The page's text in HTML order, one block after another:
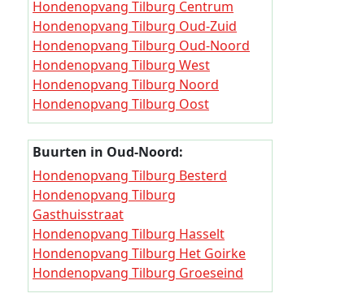
Hondenopvang Tilburg Centrum
Hondenopvang Tilburg Oud-Zuid
Hondenopvang Tilburg Oud-Noord
Hondenopvang Tilburg West
Hondenopvang Tilburg Noord
Hondenopvang Tilburg Oost
Hondenopvang Tilburg Zuid
Hondenopvang Tilburg Berkel-
Enschot
Hondenopvang Tilburg Reeshof
Hondenopvang Tilburg Udenhout
Buurten in Oud-Noord:
Hondenopvang Tilburg Besterd
Hondenopvang Tilburg
Gasthuisstraat
Hondenopvang Tilburg Hasselt
Hondenopvang Tilburg Het Goirke
Hondenopvang Tilburg Groeseind
Hondenopvang Tilburg Hoefstraat